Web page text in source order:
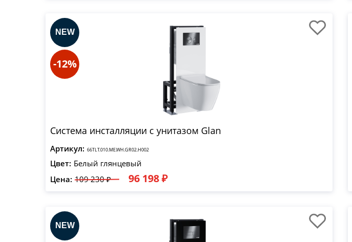
-12%
Система инсталляции с унитазом Glan
Артикул: 66TLT.010.ME.WH.GR02.H002
Цвет: Белый глянцевый
Цена: 109 230 ₽ 96 198 ₽